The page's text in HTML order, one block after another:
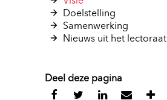
Doelstelling
Samenwerking
Nieuws uit het lectoraat
Deel deze pagina